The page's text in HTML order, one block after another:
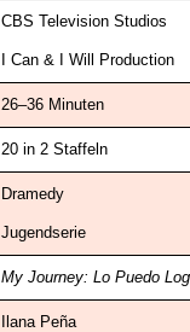
CBS Television Studios
I Can & I Will Production
26–36 Minuten
20 in 2 Staffeln
Dramedy
Jugendserie
My Journey: Lo Puedo
Ilana Peña